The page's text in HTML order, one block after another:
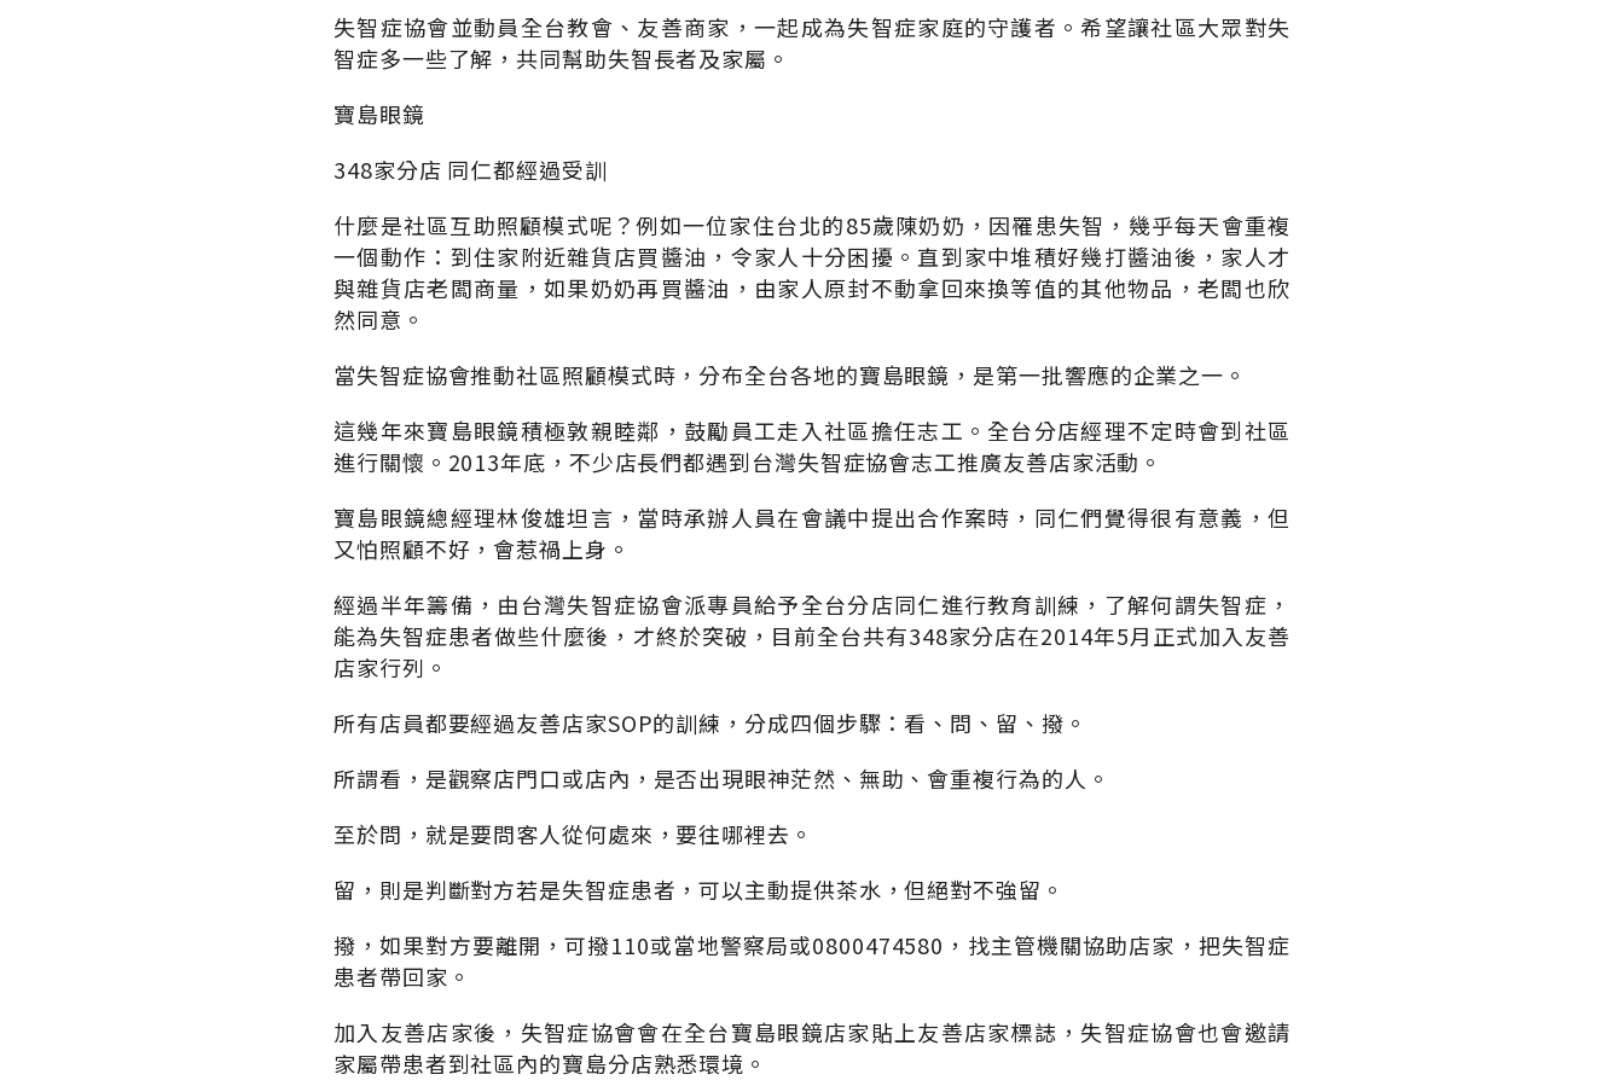
失智症協會並動員全台教會、友善商家，一起成為失智症家庭的守護者。希望讓社區大眾對失
智症多一些了解，共同幫助失智長者及家屬。
寶島眼鏡
348家分店 同仁都經過受訓
什麼是社區互助照顧模式呢？例如一位家住台北的85歲陳奶奶，因罹患失智，幾乎每天會重複
一個動作：到住家附近雜貨店買醬油，令家人十分困擾。直到家中堆積好幾打醬油後，家人才
與雜貨店老闆商量，如果奶奶再買醬油，由家人原封不動拿回來換等值的其他物品，老闆也欣
然同意。
當失智症協會推動社區照顧模式時，分布全台各地的寶島眼鏡，是第一批響應的企業之一。
這幾年來寶島眼鏡積極敦親睦鄰，鼓勵員工走入社區擔任志工。全台分店經理不定時會到社區
進行關懷。2013年底，不少店長們都遇到台灣失智症協會志工推廣友善店家活動。
寶島眼鏡總經理林俊雄坦言，當時承辦人員在會議中提出合作案時，同仁們覺得很有意義，但
又怕照顧不好，會惹禍上身。
經過半年籌備，由台灣失智症協會派專員給予全台分店同仁進行教育訓練，了解何謂失智症，
能為失智症患者做些什麼後，才終於突破，目前全台共有348家分店在2014年5月正式加入友善
店家行列。
所有店員都要經過友善店家SOP的訓練，分成四個步驟：看、問、留、撥。
所謂看，是觀察店門口或店內，是否出現眼神茫然、無助、會重複行為的人。
至於問，就是要問客人從何處來，要往哪裡去。
留，則是判斷對方若是失智症患者，可以主動提供茶水，但絕對不強留。
撥，如果對方要離開，可撥110或當地警察局或0800474580，找主管機關協助店家，把失智症
患者帶回家。
加入友善店家後，失智症協會會在全台寶島眼鏡店家貼上友善店家標誌，失智症協會也會邀請
家屬帶患者到社區內的寶島分店熟悉環境。